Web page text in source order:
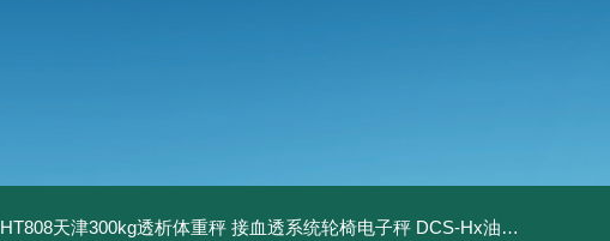
HT808天津300kg透析体重秤 接血透系统轮椅电子秤 DCS-Hx油桶搬运车电子秤 上海350kg防爆倒桶称